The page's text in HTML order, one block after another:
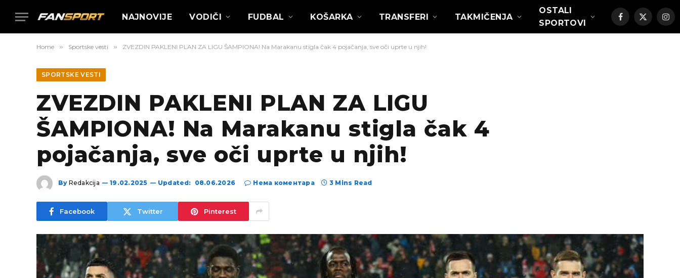
NAJNOVIJE VODIČI FUDBAL KOŠARKA TRANSFERI TAKMIČENJA
OSTALI
SPORTOVI
Facebook
X
(Twitter)
Home » Sportske vesti » ZVEZDIN PAKLENI PLAN ZA LIGU ŠAMPIONA! Na Marakanu stigla čak 4 pojačanja, sve oči uprte u njih!
SPORTSKE VESTI
ZVEZDIN PAKLENI PLAN ZA LIGU
ŠAMPIONA! Na Marakanu stigla čak 4
pojačanja, sve oči uprte u njih!
By Redakcija 19.02.2025 Updated: 08.06.2026 Нема коментара 3 Mins Read
Facebook Twitter Pinterest